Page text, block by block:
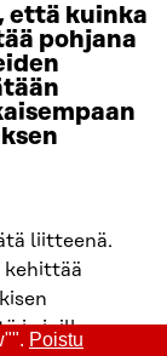
että kuinka
pohjana
liitteenä.
kehittää
ja joilla on
Poistu